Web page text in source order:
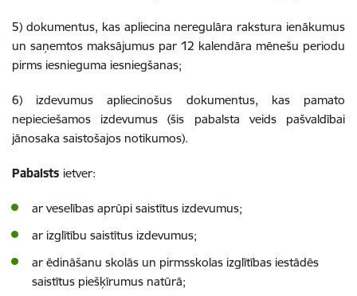
5) dokumentus, kas apliecina neregulāra rakstura ienākumus
un saņemtos maksājumus par 12 kalendāra mēnešu periodu
pirms iesnieguma iesniegšanas;
6) izdevumus apliecinošus dokumentus, kas pamato
nepieciešamos izdevumus (šis pabalsta veids pašvaldībai
jānosaka saistošajos notikumos).
Pabalsts ietver:
ar veselības aprūpi saistītus izdevumus;
ar izglītību saistītus izdevumus;
ar ēdināšanu skolās un pirmsskolas izglītības iestādēs
saistītus piešķīrumus natūrā;